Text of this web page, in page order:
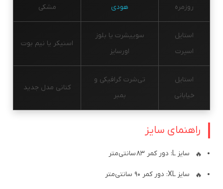
روزمره
هودی
مشکی
استایل
اسپرت
سوییشرت یا بلوز
اورسایز
اسنیکر یا نیم بوت
استایل
خیابانی
تی‌شرت گرافیکی و
بمبر
کتانی مدل جدید
راهنمای سایز
سایز L: دور کمر 83 سانتی‌متر
سایز XL: دور کمر 90 سانتی‌متر